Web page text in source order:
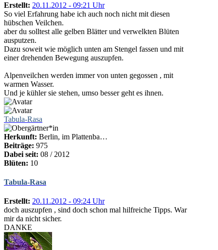
Erstellt: 20.11.2012 - 09:21 Uhr
So viel Erfahrung habe ich auch noch nicht mit diesen
hübschen Veilchen.
aber du solltest alle gelben Blätter und verwelkten Blüten
ausputzen.
Dazu soweit wie möglich unten am Stengel fassen und mit
einer drehenden Bewegung auszupfen.
Alpenveilchen werden immer von unten gegossen , mit
warmen Wasser.
Und je kühler sie stehen, umso besser geht es ihnen.
Tabula-Rasa
Herkunft: Berlin, im Plattenba…
Beiträge: 975
Dabei seit: 08 / 2012
Blüten: 10
Tabula-Rasa
Erstellt: 20.11.2012 - 09:24 Uhr
doch auszupfen , sind doch schon mal hilfreiche Tipps. War
mir da nicht sicher.
DANKE